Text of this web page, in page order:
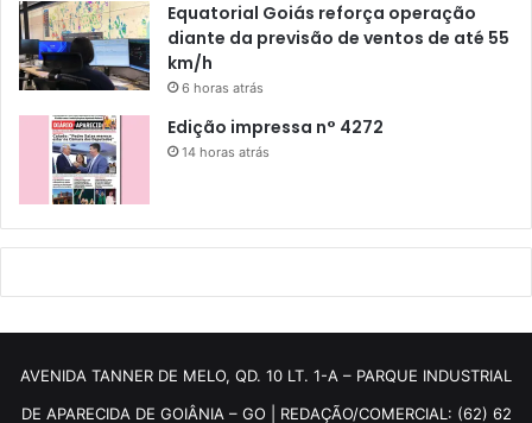
Equatorial Goiás reforça operação
diante da previsão de ventos de até 55
km/h
6 horas atrás
Edição impressa n° 4272
14 horas atrás
AVENIDA TANNER DE MELO, QD. 10 LT. 1-A – PARQUE INDUSTRIAL
DE APARECIDA DE GOIÂNIA – GO | REDAÇÃO/COMERCIAL: (62) 62